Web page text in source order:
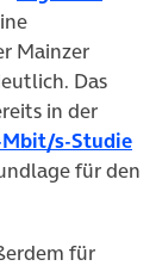
Mainzer
Das
in der
s-Studie
für den
für